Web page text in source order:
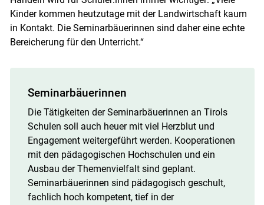
Kinder kommen heutzutage mit der Landwirtschaft kaum
in Kontakt. Die Seminarbäuerinnen sind daher eine echte
Bereicherung für den Unterricht.“
Seminarbäuerinnen
Die Tätigkeiten der Seminarbäuerinnen an Tirols
Schulen soll auch heuer mit viel Herzblut und
Engagement weitergeführt werden. Kooperationen
mit den pädagogischen Hochschulen und ein
Ausbau der Themenvielfalt sind geplant.
Seminarbäuerinnen sind pädagogisch geschult,
fachlich hoch kompetent, tief in der